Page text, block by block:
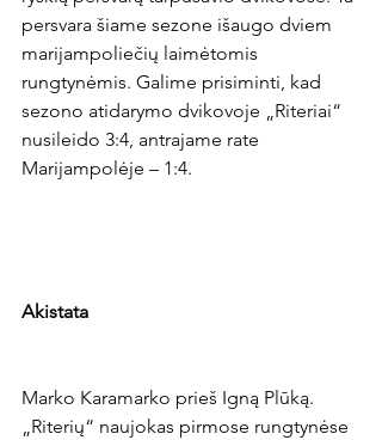
persvara šiame sezone išaugo dviem
marijampoliečių laimėtomis
rungtynėmis. Galime prisiminti, kad
sezono atidarymo dvikovoje „Riteriai“
nusileido 3:4, antrajame rate
Marijampolėje – 1:4.
Akistata
Marko Karamarko prieš Igną Plūką.
„Riterių“ naujokas pirmose rungtynėse